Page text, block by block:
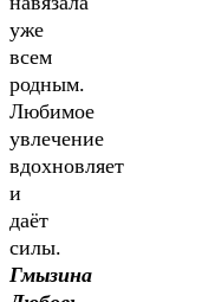
уже
всем
родным.
Любимое
увлечение
вдохновляет
и
даёт
силы.
Гмызина